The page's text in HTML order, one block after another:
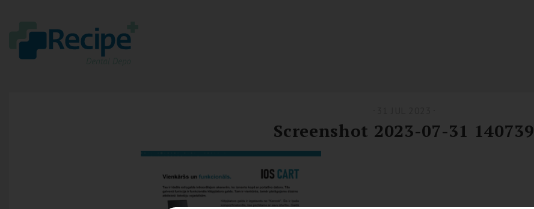
Screenshot 2023-07-31 140739